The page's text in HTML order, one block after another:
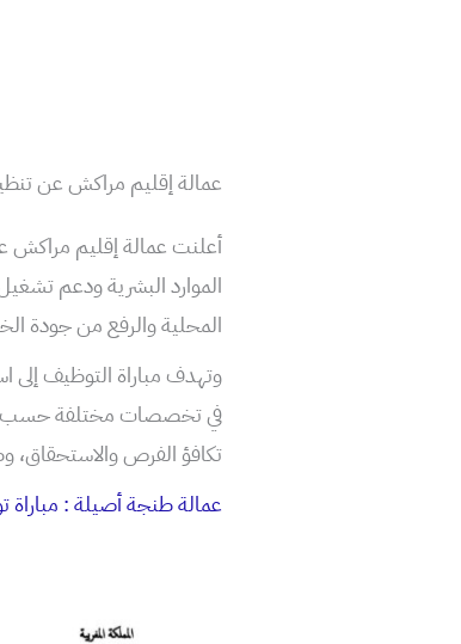
عمالة إقليم مراكش عن
الموارد البشرية ودعم
المحلية والرفع من جودة
وتهدف مباراة التوظيف
في تخصصات مختلفة حسب
تكافؤ الفرص والاستحقاق،
عمالة طنجة أصيلة : مباراة توظيف 66 منصب آخر أجل